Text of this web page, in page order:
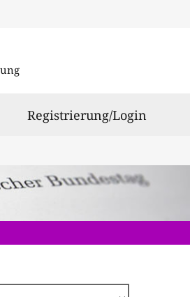
Registrierung/Login